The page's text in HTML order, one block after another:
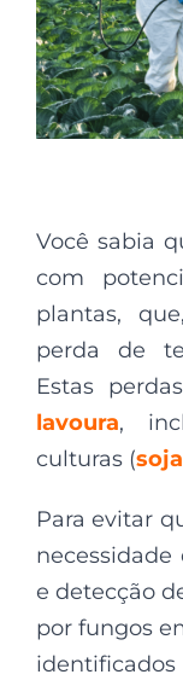
Você sabia
com
plantas,
perda de
Estas
lavoura,
culturas (soja
Para evitar
e detecção
por fungos